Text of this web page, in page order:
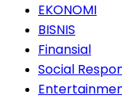
EKONOMI
BISNIS
Finansial
Social